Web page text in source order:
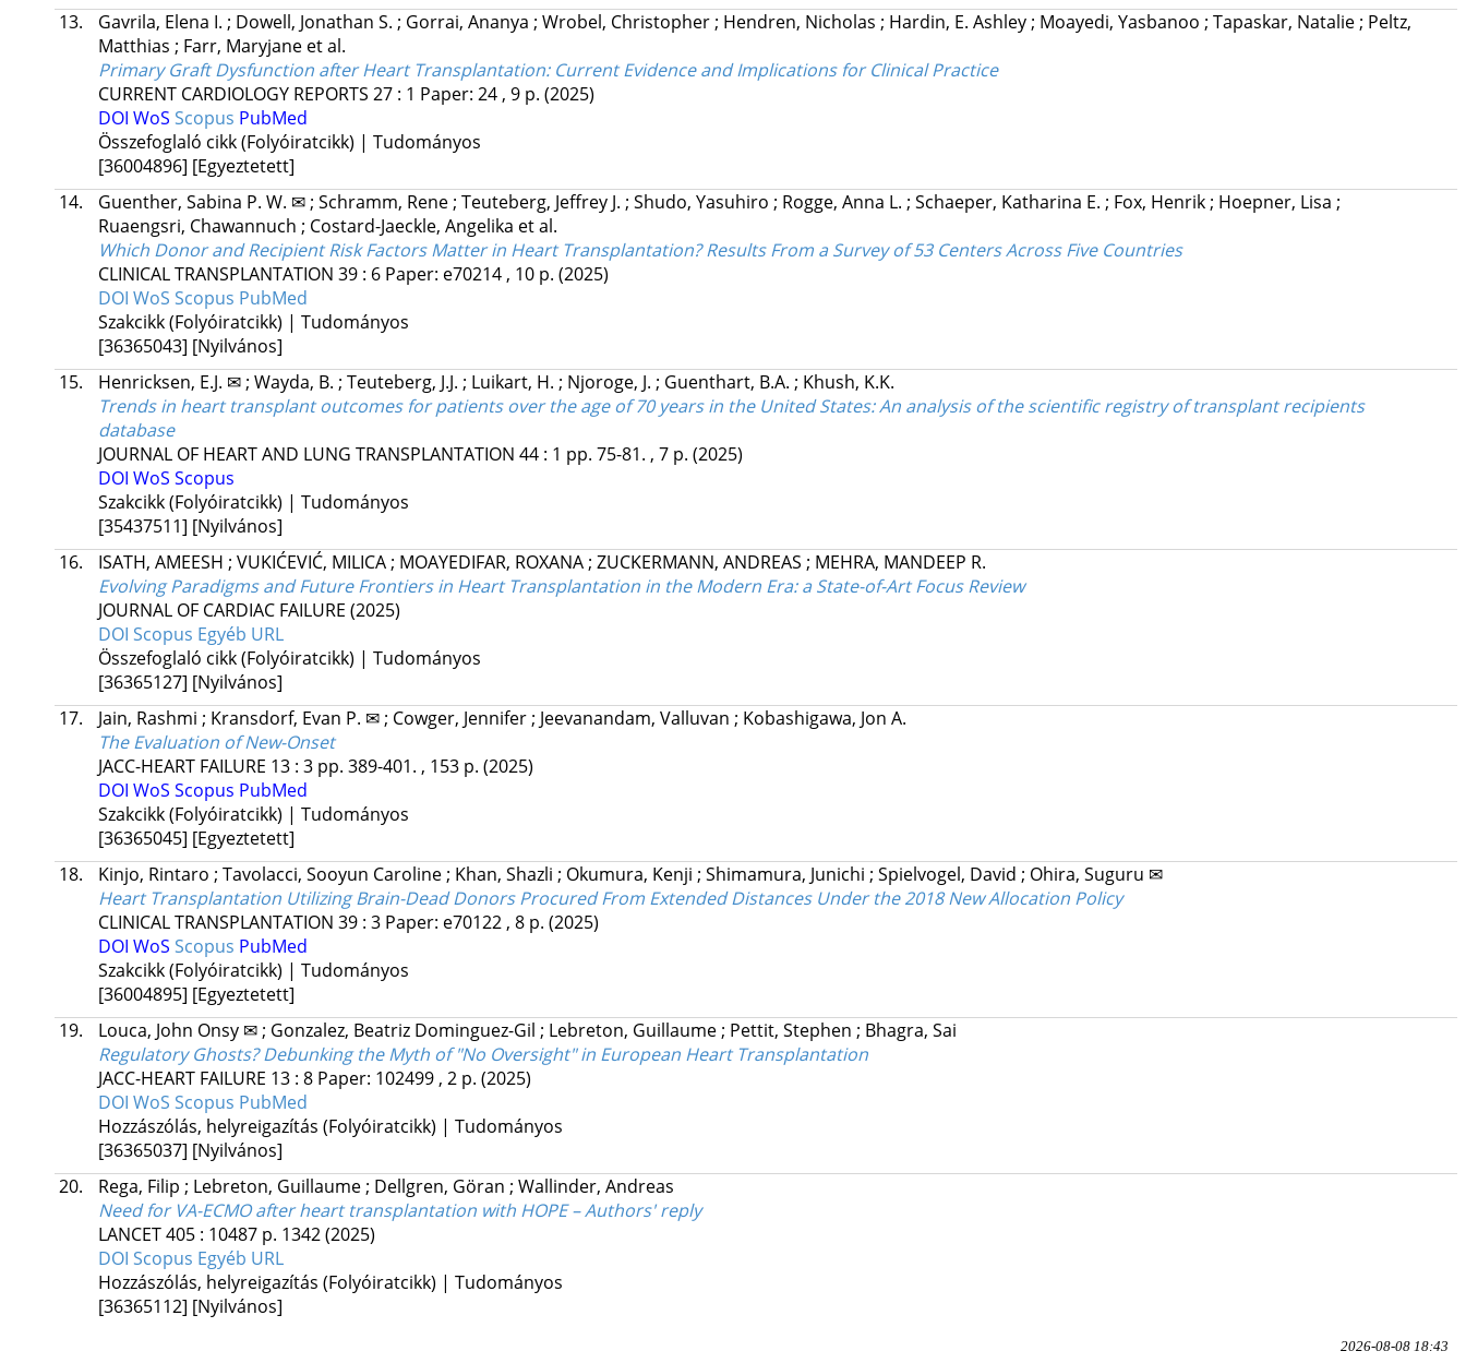
13.
Gavrila, Elena I. ; Dowell, Jonathan S. ; Gorrai, Ananya ; Wrobel, Christopher; Hendren, Nicholas ; Hardin, E. Ashley; Moayedi, Yasbanoo ; Tapaskar, Natalie; Peltz,
Matthias ; Farr, Maryjane et al.
Primary Graft Dysfunction after Heart Transplantation: Current Evidence and Implications for Clinical Practice
CURRENT CARDIOLOGY REPORTS 27: 1 Paper: 24 , 9 p. (2025)
DOI WoS Scopus PubMed
Összefoglaló cikk (Folyóiratcikk) | Tudományos
[36004896] [Egyeztetett]
14.
Guenther, Sabina P. W. ✉; Schramm, Rene; Teuteberg, Jeffrey J. ; Shudo, Yasuhiro ; Rogge, Anna L. ; Schaeper, Katharina E. ; Fox, Henrik; Hoepner, Lisa ;
Ruaengsri, Chawannuch ; Costard-Jaeckle, Angelika et al.
Which Donor and Recipient Risk Factors Matter in Heart Transplantation? Results From a Survey of 53 Centers Across Five Countries
CLINICAL TRANSPLANTATION 39: 6 Paper: e70214 , 10 p. (2025)
DOI WoS Scopus PubMed
Szakcikk (Folyóiratcikk) | Tudományos
[36365043] [Nyilvános]
15.
Henricksen, E.J. ✉; Wayda, B. ; Teuteberg, J.J. ; Luikart, H. ; Njoroge, J. ; Guenthart, B.A. ; Khush, K.K.
Trends in heart transplant outcomes for patients over the age of 70 years in the United States: An analysis of the scientific registry of transplant recipients
database
JOURNAL OF HEART AND LUNG TRANSPLANTATION 44: 1 pp. 75-81. , 7 p. (2025)
DOI WoS Scopus
Szakcikk (Folyóiratcikk) | Tudományos
[35437511] [Nyilvános]
16.
ISATH, AMEESH ; VUKIĆEVIĆ, MILICA; MOAYEDIFAR, ROXANA; ZUCKERMANN, ANDREAS ; MEHRA, MANDEEP R.
Evolving Paradigms and Future Frontiers in Heart Transplantation in the Modern Era: a State-of-Art Focus Review
JOURNAL OF CARDIAC FAILURE (2025)
DOI Scopus Egyéb URL
Összefoglaló cikk (Folyóiratcikk) | Tudományos
[36365127] [Nyilvános]
17.
Jain, Rashmi ; Kransdorf, Evan P. ✉; Cowger, Jennifer; Jeevanandam, Valluvan ; Kobashigawa, Jon A.
The Evaluation of New-Onset
JACC-HEART FAILURE 13: 3 pp. 389-401. , 153 p. (2025)
DOI WoS Scopus PubMed
Szakcikk (Folyóiratcikk) | Tudományos
[36365045] [Egyeztetett]
18.
Kinjo, Rintaro ; Tavolacci, Sooyun Caroline; Khan, Shazli ; Okumura, Kenji ; Shimamura, Junichi ; Spielvogel, David ; Ohira, Suguru ✉
Heart Transplantation Utilizing Brain-Dead Donors Procured From Extended Distances Under the 2018 New Allocation Policy
CLINICAL TRANSPLANTATION 39: 3 Paper: e70122 , 8 p. (2025)
DOI WoS Scopus PubMed
Szakcikk (Folyóiratcikk) | Tudományos
[36004895] [Egyeztetett]
19.
Louca, John Onsy ✉; Gonzalez, Beatriz Dominguez-Gil ; Lebreton, Guillaume; Pettit, Stephen ; Bhagra, Sai
Regulatory Ghosts? Debunking the Myth of "No Oversight" in European Heart Transplantation
JACC-HEART FAILURE 13: 8 Paper: 102499 , 2 p. (2025)
DOI WoS Scopus PubMed
Hozzászólás, helyreigazítás (Folyóiratcikk) | Tudományos
[36365037] [Nyilvános]
20.
Rega, Filip ; Lebreton, Guillaume; Dellgren, Göran ; Wallinder, Andreas
Need for VA-ECMO after heart transplantation with HOPE – Authors' reply
LANCET405: 10487 p. 1342(2025)
DOI Scopus Egyéb URL
Hozzászólás, helyreigazítás (Folyóiratcikk) | Tudományos
[36365112] [Nyilvános]
2026-08-08 18:43